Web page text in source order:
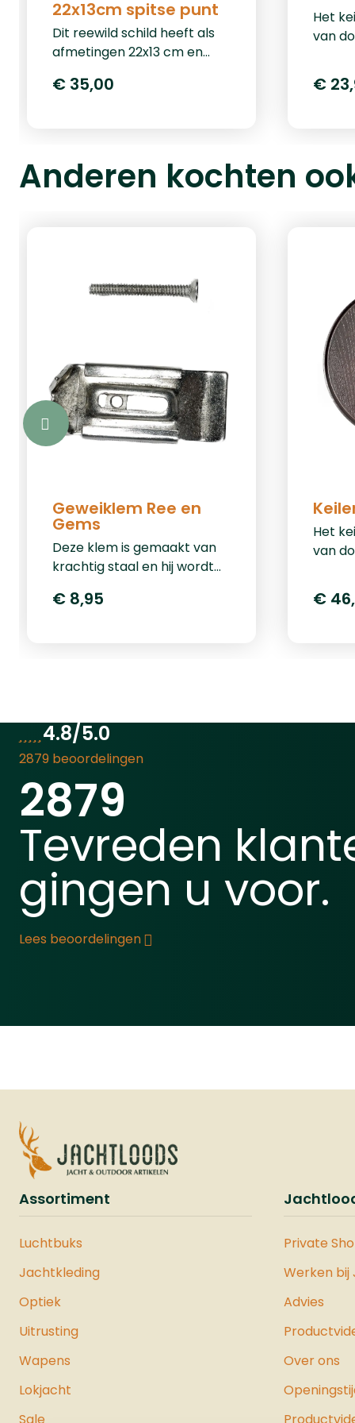
22x13cm spitse punt
Dit reewild schild heeft als
afmetingen 22x13 cm en
de onderkant. Het schild is
kaakuitsparingen voor beide
onderkaken.
€ 35,00
Het
van
cm.
van
alle
€
Anderen kochten
Geweiklem Ree en
Gems
Deze klem is gemaakt van
krachtig staal en hij wordt
klem is geschikt voor alle
€ 8,95
Het
van
cm.
van
€
4.8/5.0
2879 beoordelingen
2879
Tevreden
gingen u voor.
Lees beoordelingen
Assortiment
Luchtbuks
Jachtkleding
Optiek
Uitrusting
Wapens
Lokjacht
Private
Werken bij
Advies
Over ons